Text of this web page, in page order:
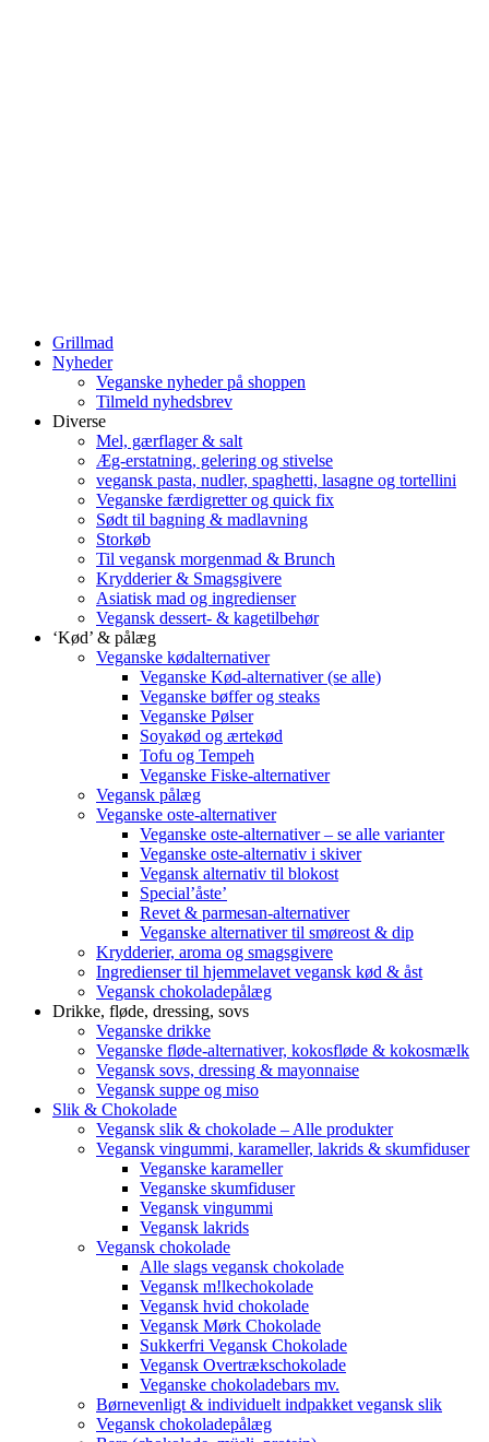
Grillmad
Nyheder
Veganske nyheder på shoppen
Tilmeld nyhedsbrev
Diverse
Mel, gærflager & salt
Æg-erstatning, gelering og stivelse
vegansk pasta, nudler, spaghetti, lasagne og tortellini
Veganske færdigretter og quick fix
Sødt til bagning & madlavning
Storkøb
Til vegansk morgenmad & Brunch
Krydderier & Smagsgivere
Asiatisk mad og ingredienser
Vegansk dessert- & kagetilbehør
‘Kød’ & pålæg
Veganske kødalternativer
Veganske Kød-alternativer (se alle)
Veganske bøffer og steaks
Veganske Pølser
Soyakød og ærtekød
Tofu og Tempeh
Veganske Fiske-alternativer
Vegansk pålæg
Veganske oste-alternativer
Veganske oste-alternativer – se alle varianter
Veganske oste-alternativ i skiver
Vegansk alternativ til blokost
Special’åste’
Revet & parmesan-alternativer
Veganske alternativer til smøreost & dip
Krydderier, aroma og smagsgivere
Ingredienser til hjemmelavet vegansk kød & åst
Vegansk chokoladepålæg
Drikke, fløde, dressing, sovs
Veganske drikke
Veganske fløde-alternativer, kokosfløde & kokosmælk
Vegansk sovs, dressing & mayonnaise
Vegansk suppe og miso
Slik & Chokolade
Vegansk slik & chokolade – Alle produkter
Vegansk vingummi, karameller, lakrids & skumfiduser
Veganske karameller
Veganske skumfiduser
Vegansk vingummi
Vegansk lakrids
Vegansk chokolade
Alle slags vegansk chokolade
Vegansk m!lkechokolade
Vegansk hvid chokolade
Vegansk Mørk Chokolade
Sukkerfri Vegansk Chokolade
Vegansk Overtrækschokolade
Veganske chokoladebars mv.
Børnevenligt & individuelt indpakket vegansk slik
Vegansk chokoladepålæg